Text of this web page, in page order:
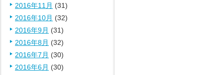
2016年11月 (31)
2016年10月 (32)
2016年9月 (31)
2016年8月 (32)
2016年7月 (30)
2016年6月 (30)